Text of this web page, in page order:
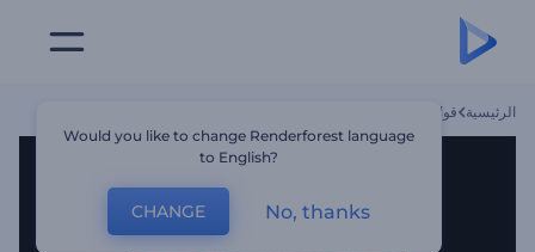
الرئيسية قوالب
Would you like to change Renderforest language
to English?
CHANGE No, thanks